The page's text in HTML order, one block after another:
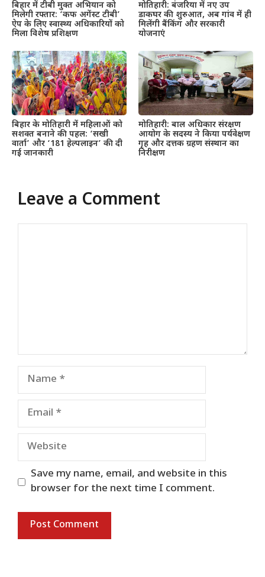
बिहार में टीबी मुक्त अभियान को
मिलेगी रफ्तार: ‘कफ अगेंस्ट टीबी’
ऐप के लिए स्वास्थ्य अधिकारियों को
मिला विशेष प्रशिक्षण
मोतिहारी: बंजरिया में नए उप
डाकघर की शुरुआत, अब गांव में ही
मिलेंगी बैंकिंग और सरकारी
योजनाएं
बिहार के मोतिहारी में महिलाओं को
सशक्त बनाने की पहल: ‘सखी
वार्ता’ और ‘181 हेल्पलाइन’ की दी
गई जानकारी
मोतिहारी: बाल अधिकार संरक्षण
आयोग के सदस्य ने किया पर्यवेक्षण
गृह और दत्तक ग्रहण संस्थान का
निरीक्षण
Leave a Comment
Name
Email
Website
Save my name, email, and website in this
browser for the next time I comment.